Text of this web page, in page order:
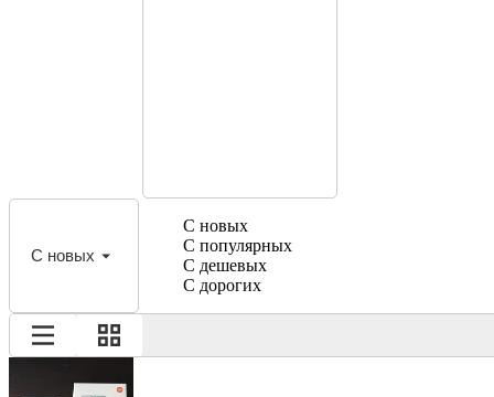
С новых
С новых
С популярных
С дешевых
С дорогих